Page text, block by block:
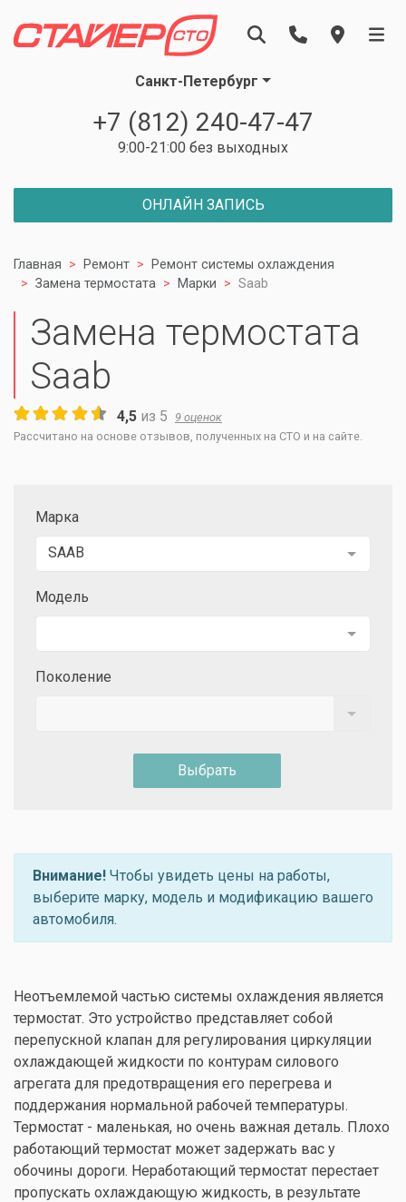
Санкт-Петербург
+7 (812) 240-47-47
9:00-21:00 без выходных
ОНЛАЙН ЗАПИСЬ
Главная Ремонт
Ремонт системы охлаждения
Замена термостата
Марки Saab
Замена термостата
Saab
4,5 из 5 9 оценок
Рассчитано на основе отзывов, полученных на СТО и на сайте.
Марка
SAAB
Модель
Поколение
Выбрать
Внимание! Чтобы увидеть цены на работы,
выберите марку, модель и модификацию вашего
автомобиля.
Неотъемлемой частью системы охлаждения является
термостат. Это устройство представляет собой
перепускной клапан для регулирования циркуляции
охлаждающей жидкости по контурам силового
агрегата для предотвращения его перегрева и
поддержания нормальной рабочей температуры.
Термостат - маленькая, но очень важная деталь. Плохо
работающий термостат может задержать вас у
обочины дороги. Неработающий термостат перестает
пропускать охлаждающую жидкость, в результате